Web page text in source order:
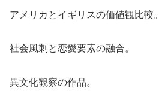
アメリカとイギリスの価値観比較。
社会風刺と恋愛要素の融合。
異文化観察の作品。